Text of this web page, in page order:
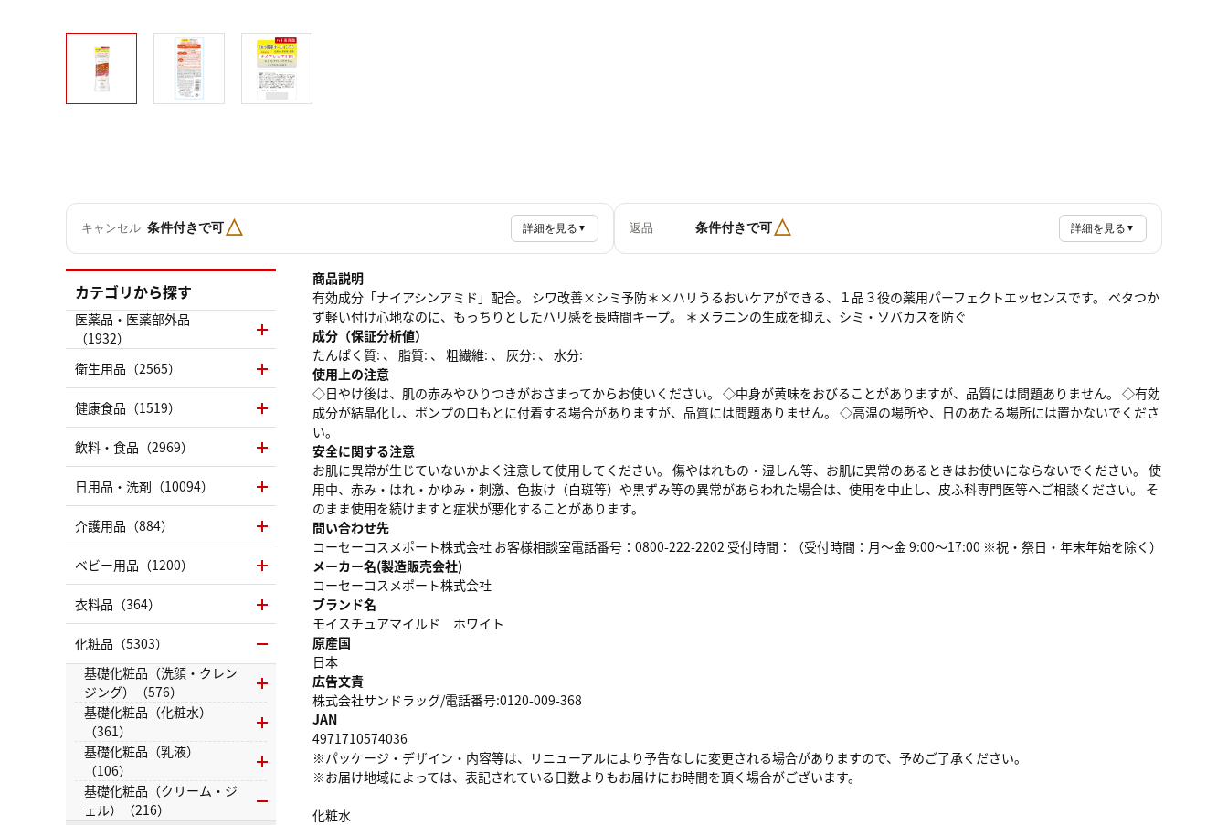
キャンセル 条件付きで可△ 詳細を見る ▼ 返品 条件付きで可△ 詳細を見る ▼
商品説明
有効成分「ナイアシンアミド」配合。 シワ改善×シミ予防＊×ハリうるおいケアができる、１品３役の薬用パーフェクトエッセンスです。 ベタつか
ず軽い付け心地なのに、もっちりとしたハリ感を長時間キープ。 ＊メラニンの生成を抑え、シミ・ソバカスを防ぐ
成分（保証分析値）
たんぱく質: 、 脂質: 、 粗繊維: 、 灰分: 、 水分:
使用上の注意
◇日やけ後は、肌の赤みやひりつきがおさまってからお使いください。 ◇中身が黄味をおびることがありますが、品質には問題ありません。 ◇有効
成分が結晶化し、ポンプの口もとに付着する場合がありますが、品質には問題ありません。 ◇高温の場所や、日のあたる場所には置かないでくださ
い。
安全に関する注意
お肌に異常が生じていないかよく注意して使用してください。 傷やはれもの・湿しん等、お肌に異常のあるときはお使いにならないでください。 使
用中、赤み・はれ・かゆみ・刺激、色抜け（白斑等）や黒ずみ等の異常があらわれた場合は、使用を中止し、皮ふ科専門医等へご相談ください。 そ
のまま使用を続けますと症状が悪化することがあります。
問い合わせ先
コーセーコスメポート株式会社 お客様相談室電話番号：0800-222-2202 受付時間：（受付時間：月～金 9:00～17:00 ※祝・祭日・年末年始を除く）
メーカー名(製造販売会社)
コーセーコスメポート株式会社
ブランド名
モイスチュアマイルド ホワイト
原産国
日本
広告文責
株式会社サンドラッグ/電話番号:0120-009-368
JAN
4971710574036
※パッケージ・デザイン・内容等は、リニューアルにより予告なしに変更される場合がありますので、予めご了承ください。
※お届け地域によっては、表記されている日数よりもお届けにお時間を頂く場合がございます。
化粧水
カテゴリから探す
医薬品・医薬部外品
（1932）
衛生用品（2565）
健康食品（1519）
飲料・食品（2969）
日用品・洗剤（10094）
介護用品（884）
ベビー用品（1200）
衣料品（364）
化粧品（5303）
基礎化粧品（洗顔・クレン
ジング）（576）
基礎化粧品（化粧水）
（361）
基礎化粧品（乳液）
（106）
基礎化粧品（クリーム・ジ
ェル）（216）